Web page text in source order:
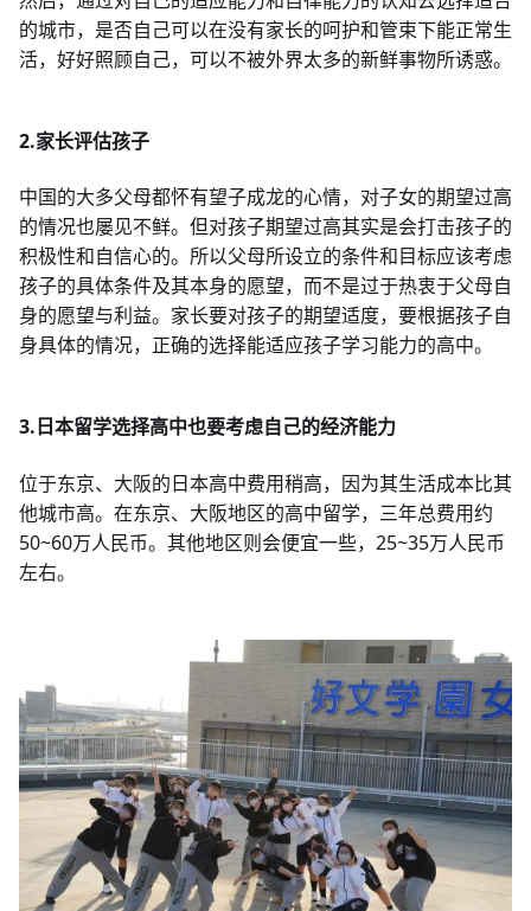
的城市，是否自己可以在没有家长的呵护和管束下能正常生
活，好好照顾自己，可以不被外界太多的新鲜事物所诱惑。
2.家长评估孩子
中国的大多父母都怀有望子成龙的心情，对子女的期望过高
的情况也屡见不鲜。但对孩子期望过高其实是会打击孩子的
积极性和自信心的。所以父母所设立的条件和目标应该考虑
孩子的具体条件及其本身的愿望，而不是过于热衷于父母自
身的愿望与利益。家长要对孩子的期望适度，要根据孩子自
身具体的情况，正确的选择能适应孩子学习能力的高中。
3.日本留学选择高中也要考虑自己的经济能力
位于东京、大阪的日本高中费用稍高，因为其生活成本比其
他城市高。在东京、大阪地区的高中留学，三年总费用约
50~60万人民币。其他地区则会便宜一些，25~35万人民币
左右。